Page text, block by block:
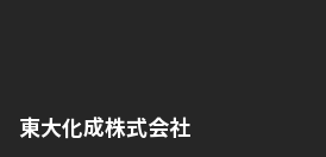
東大化成株式会社